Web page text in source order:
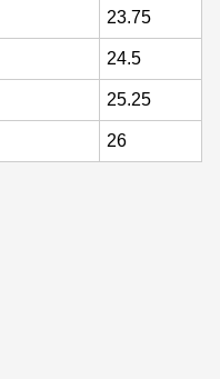
23.75
24.5
25.25
26